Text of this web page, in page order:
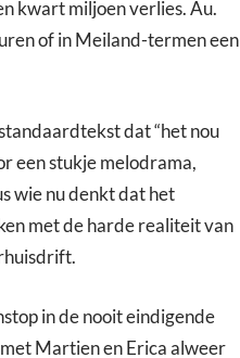
kwart miljoen verlies. Au.
of in Meiland-termen een
dat “het nou
een stukje melodrama,
wie nu denkt dat het
met de harde realiteit van
in de nooit eindigende
Martien en Erica alweer